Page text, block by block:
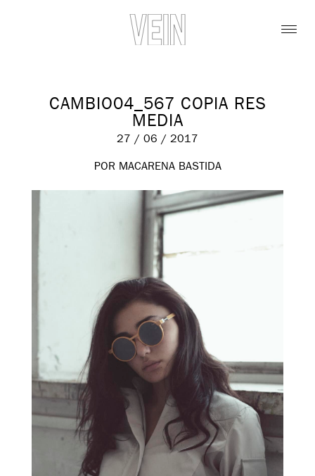
CAMBIO04_567 COPIA RES
MEDIA
27 / 06 / 2017
POR MACARENA BASTIDA